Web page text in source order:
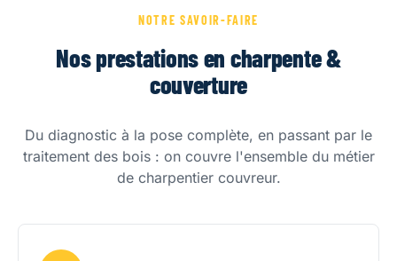
NOTRE SAVOIR-FAIRE
Nos prestations en charpente &
couverture
Du diagnostic à la pose complète, en passant par le
traitement des bois : on couvre l'ensemble du métier
de charpentier couvreur.